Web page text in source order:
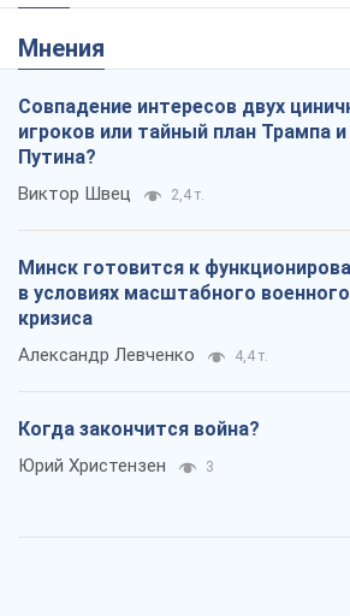
Мнения
Совпадение интересов двух
игроков или тайный план Трампа и
Путина?
Виктор Швец 2,4 т.
Минск готовится к
в условиях масштабного военного
кризиса
Александр Левченко 4,4 т.
Когда закончится война?
Юрий Христензен 3